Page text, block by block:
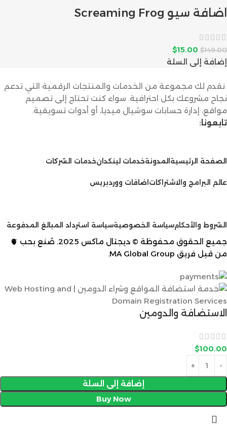
اضافة سيو Screaming Frog
$149.00
$15.00
إضافة إلى السلة
نقدم لك مجموعة من الخدمات والمنتجات الرقمية التي تدعم
نجاح مشروعك بكل احترافية. سواء كنت تحتاج إلى تصميم
مواقع، إدارة حسابات سوشيال ميديا، أو أدوات تسويقية.
تابعونا:
الصفحة الرئيسية المدونةخدمات لينكدانخدمات الشركات
عالم البرامج والاشتراكات اضافات ووردبريس
الشروط والأحكامسياسة الخصوصيةسياسة استرداد المبالغ المدفوعة
جميع الحقوق محفوظة © ديجتال ماكس 2025. صُنع بحب 🫀
من قبل فريق MA Global Group
.
الاستضافة والدومين
$100.00
إضافة إلى السلة
Buy Now